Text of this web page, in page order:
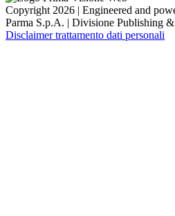
Copyright 2026 | Engineered and
Parma S.p.A. | Divisione Publishing
Disclaimer trattamento dati personali